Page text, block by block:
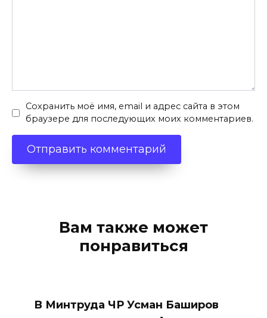
Сохранить моё имя, email и адрес сайта в этом
браузере для последующих моих комментариев.
Вам также может
понравиться
В Минтруда ЧР Усман Баширов